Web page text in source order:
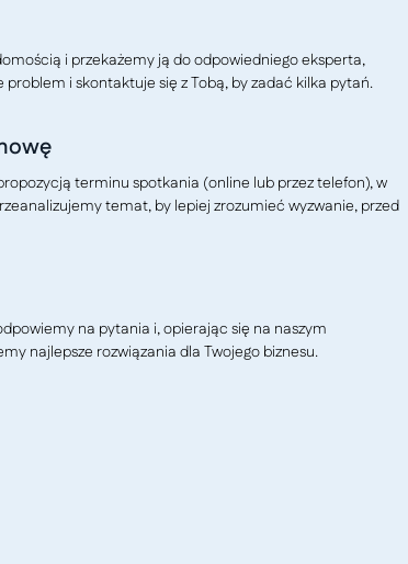
i przekażemy ją do odpowiedniego eksperta,
i skontaktuje się z Tobą, by zadać kilka pytań.
terminu spotkania (online lub przez telefon), w
temat, by lepiej zrozumieć wyzwanie, przed
na pytania i, opierając się na naszym
najlepsze rozwiązania dla Twojego biznesu.